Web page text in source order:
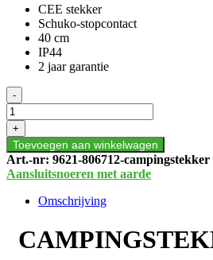
CEE stekker
Schuko-stopcontact
40 cm
IP44
2 jaar garantie
CAMPINGSTEKKER
40CM
aantal
-
+
Toevoegen aan winkelwagen
Art.-nr: 9621-806712-campingstekker
Aansluitsnoeren met aarde
Omschrijving